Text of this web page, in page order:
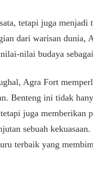
tetapi juga
dari warisan
nilai budaya
Agra Fort
Benteng ini tidak
juga memberikan
sebuah
terbaik yang